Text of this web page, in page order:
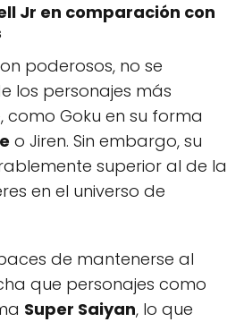
Jr en comparación con
poderosos, no se
los personajes más
como Goku en su forma
o Jiren. Sin embargo, su
superior al de la
en el universo de
de mantenerse al
que personajes como
Super Saiyan, lo que